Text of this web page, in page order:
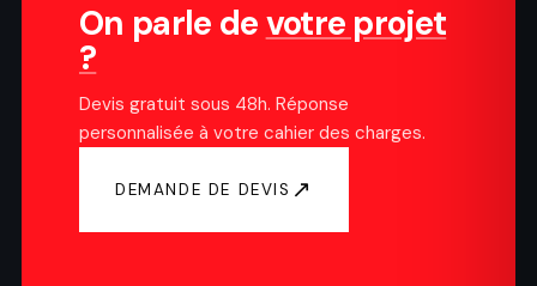
On parle devotre projet
?
Devis gratuit sous 48h. Réponse
personnalisée à votre cahier des charges.
DEMANDE DE DEVIS ↗